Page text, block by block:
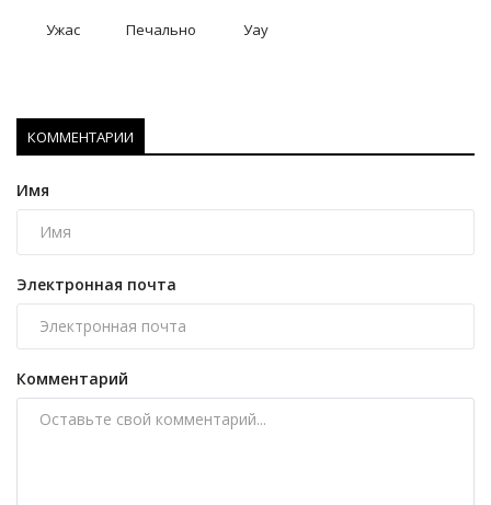
Ужас Печально Уау
КОММЕНТАРИИ
Имя
Электронная почта
Комментарий